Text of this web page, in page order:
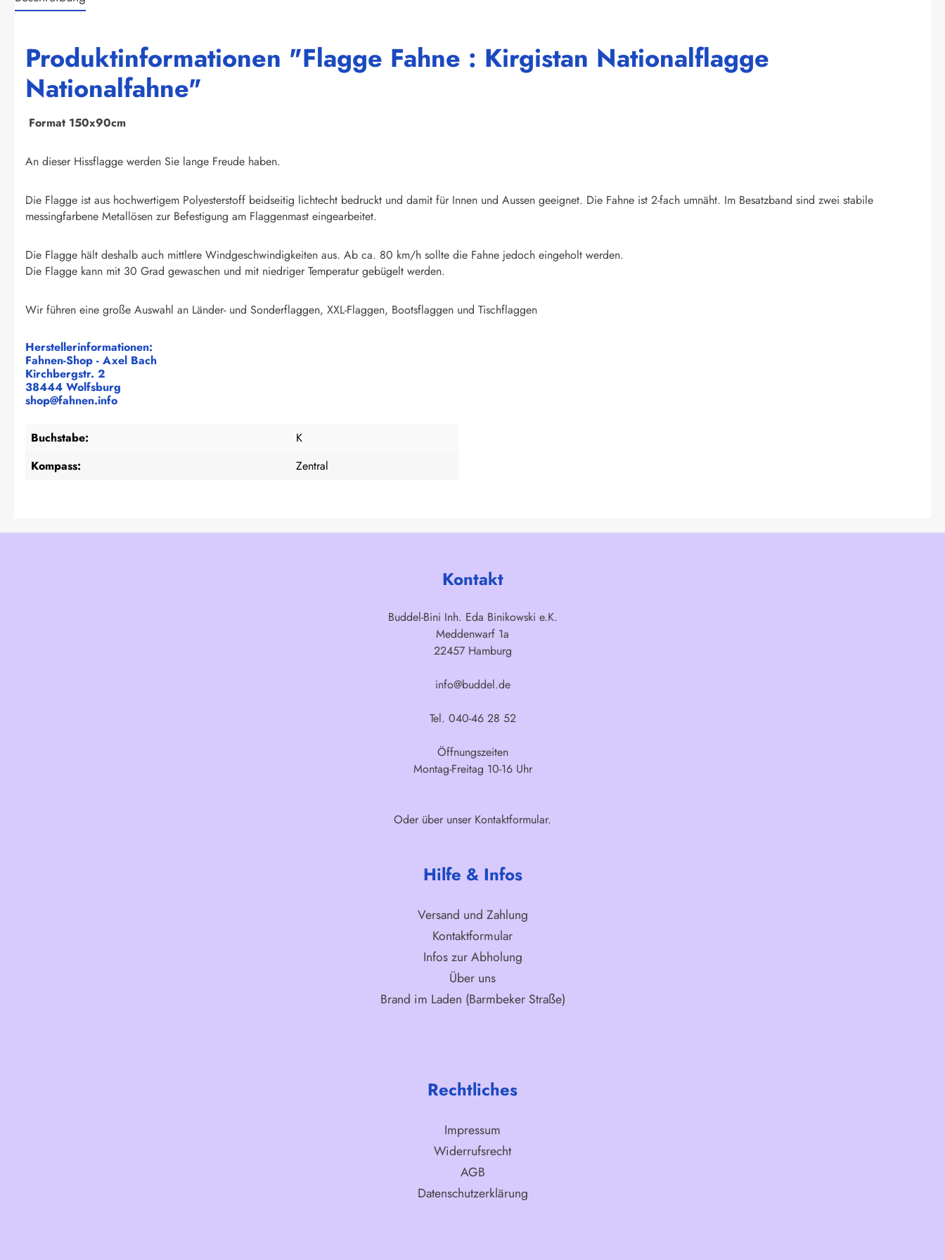
Produktinformationen "Flagge Fahne : Kirgistan Nationalflagge
Nationalfahne"
Format 150x90cm
An dieser Hissflagge werden Sie lange Freude haben.
Die Flagge ist aus hochwertigem Polyesterstoff beidseitig lichtecht bedruckt und damit für Innen und Aussen geeignet. Die Fahne ist 2-fach umnäht. Im Besatzband sind zwei stabile
messingfarbene Metallösen zur Befestigung am Flaggenmast eingearbeitet.
Die Flagge hält deshalb auch mittlere Windgeschwindigkeiten aus. Ab ca. 80 km/h sollte die Fahne jedoch eingeholt werden.
Die Flagge kann mit 30 Grad gewaschen und mit niedriger Temperatur gebügelt werden.
Wir führen eine große Auswahl an Länder- und Sonderflaggen, XXL-Flaggen, Bootsflaggen und Tischflaggen
Herstellerinformationen:
Fahnen-Shop - Axel Bach
Kirchbergstr. 2
38444 Wolfsburg
shop@fahnen.info
Buchstabe:
K
Kompass:
Zentral
Kontakt
Buddel-Bini Inh. Eda Binikowski e.K.
Meddenwarf 1a
22457 Hamburg
info@buddel.de
Tel. 040-46 28 52
Öffnungszeiten
Montag-Freitag 10-16 Uhr
Oder über unser Kontaktformular.
Hilfe & Infos
Versand und Zahlung
Kontaktformular
Infos zur Abholung
Über uns
Brand im Laden (Barmbeker Straße)
Rechtliches
Impressum
Widerrufsrecht
AGB
Datenschutzerklärung